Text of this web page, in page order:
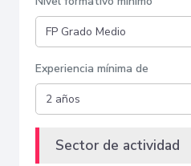
Experiencia mínima de
Sector de actividad